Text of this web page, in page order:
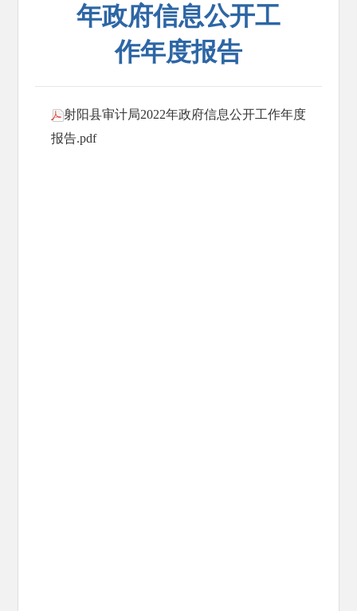
年政府信息公开工
作年度报告
射阳县审计局2022年政府信息公开工作年度
报告.pdf